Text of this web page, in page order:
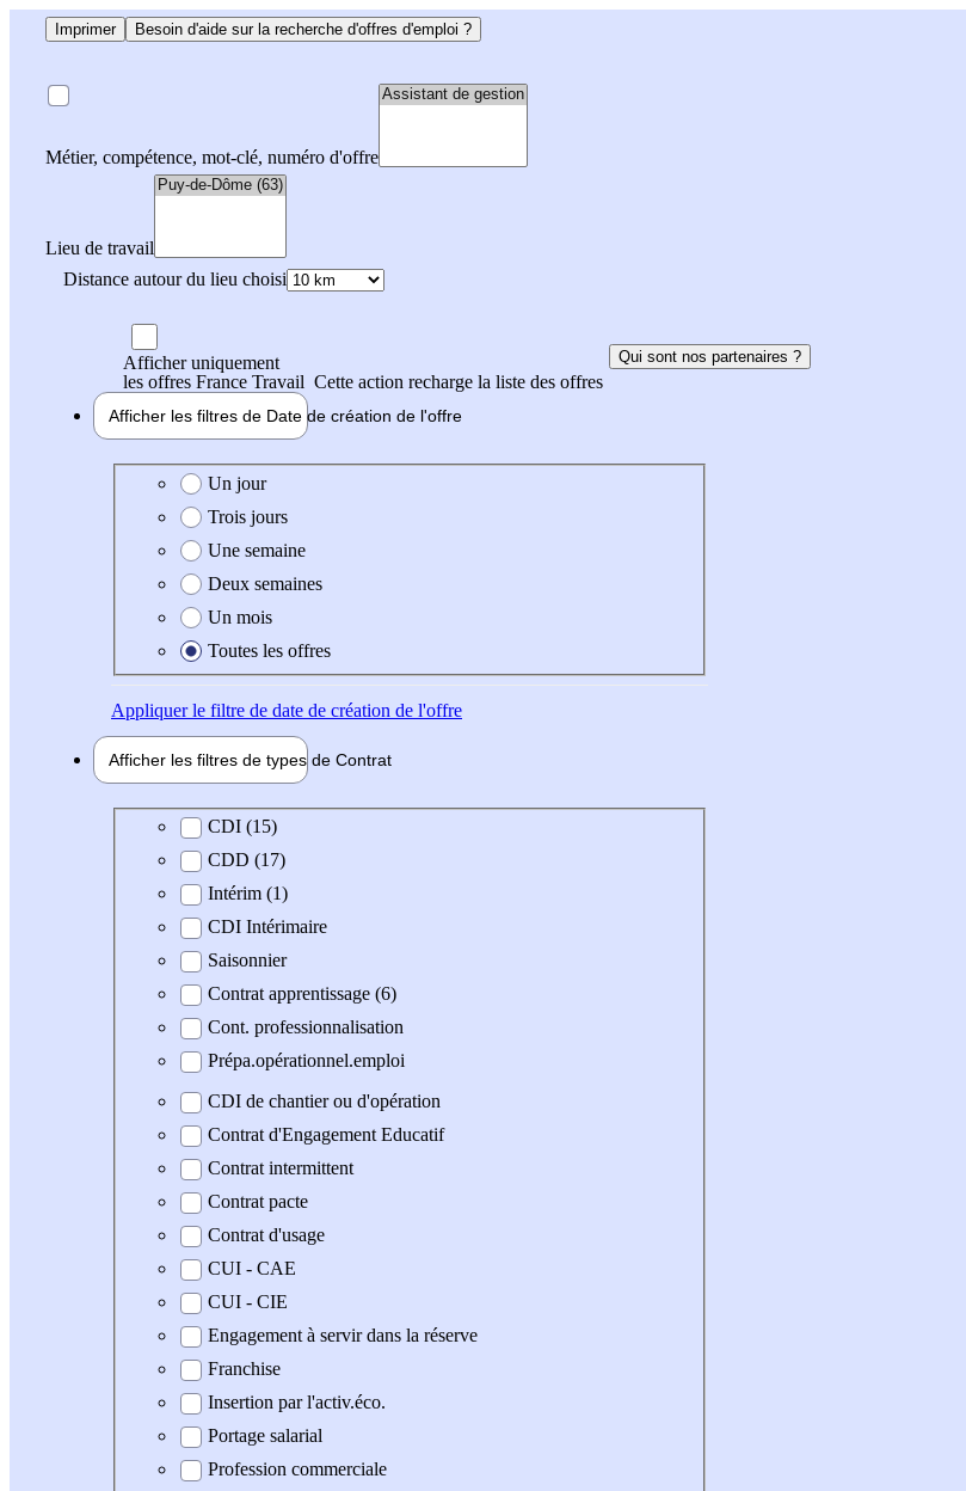
Imprimer Besoin d'aide sur la recherche d'offres d'emploi ?
Métier, compétence, mot-clé, numéro d'offre
Lieu de travail
Distance autour du lieu choisi
Afficher uniquement
les offres France Travail Cette action recharge la liste des offres
Qui sont nos partenaires ?
Afficher les filtres de Date de création de l'offre
Date de création de l'offre
Un jour
Trois jours
Une semaine
Deux semaines
Un mois
Toutes les offres
Appliquerle filtre de date de création de l'offre
Afficher les filtres de types de Contrat
Type de contratCDI (15)
CDD (17)
Intérim (1)
CDI Intérimaire
Saisonnier
Contrat apprentissage (6)
Cont. professionnalisation
Prépa.opérationnel.emploi
CDI de chantier ou d'opération
Contrat d'Engagement Educatif
Contrat intermittent
Contrat pacte
Contrat d'usage
CUI - CAE
CUI - CIE
Engagement à servir dans la réserve
Franchise
Insertion par l'activ.éco.
Portage salarial
Profession commerciale